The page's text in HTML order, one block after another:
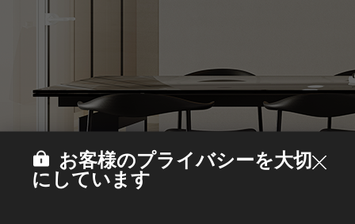
お客様のプライバシーを大切
にしています